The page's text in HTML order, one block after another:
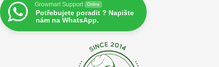
Growmart Support Online
Potřebujete poradit ? Napište
nám na WhatsApp.